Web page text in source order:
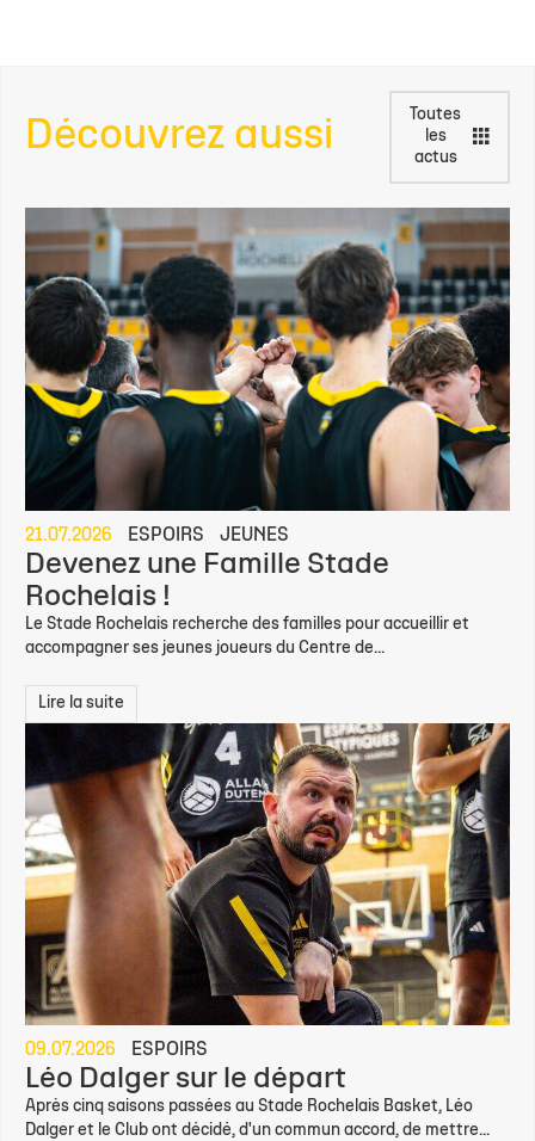
Découvrez aussi
Toutes
les
actus
21.07.2026 ESPOIRS JEUNES
Devenez une Famille Stade
Rochelais !
Le Stade Rochelais recherche des familles pour accueillir et
accompagner ses jeunes joueurs du Centre de...
Lire la suite
09.07.2026 ESPOIRS
Léo Dalger sur le départ
Après cinq saisons passées au Stade Rochelais Basket, Léo
Dalger et le Club ont décidé, d'un commun accord, de mettre...